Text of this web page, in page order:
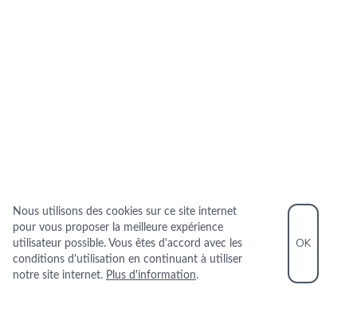
Nous utilisons des cookies sur ce site internet
pour vous proposer la meilleure expérience
utilisateur possible. Vous êtes d'accord avec les
conditions d'utilisation en continuant à utiliser
notre site internet. Plus d'information.
OK